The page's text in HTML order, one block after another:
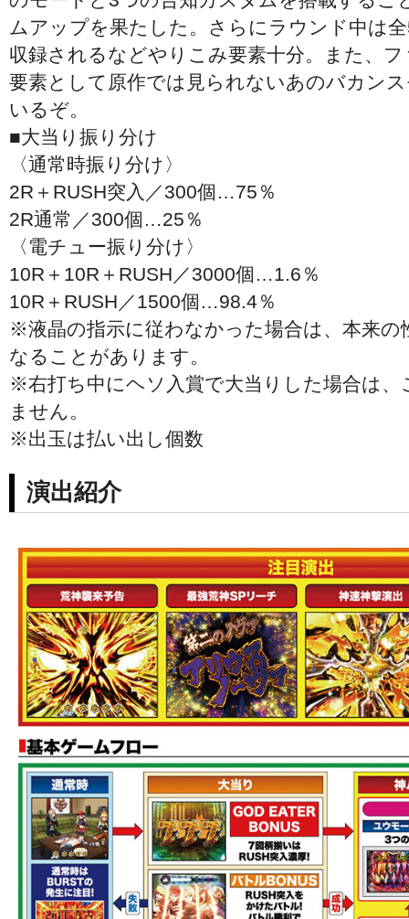
ムアップを果たした。さらにラウンド中は
収録されるなどやりこみ要素十分。また、
要素として原作では見られないあのバカン
いるぞ。
■大当り振り分け
〈通常時振り分け〉
2R＋RUSH突入／300個…75％
2R通常／300個…25％
〈電チュー振り分け〉
10R＋10R＋RUSH／3000個…1.6％
10R＋RUSH／1500個…98.4％
※液晶の指示に従わなかった場合は、本来の
なることがあります。
※右打ち中にヘソ入賞で大当りした場合は
ません。
※出玉は払い出し個数
演出紹介